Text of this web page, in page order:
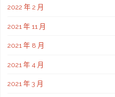
2022 年 2 月
2021 年 11 月
2021 年 8 月
2021 年 4 月
2021 年 3 月